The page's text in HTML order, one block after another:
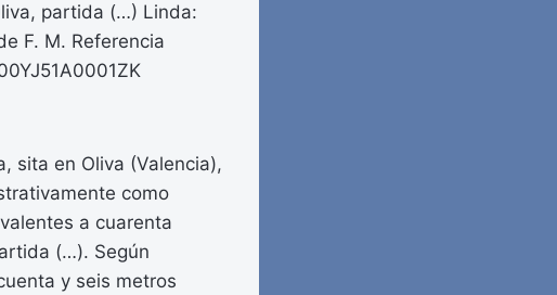
partida (…) Linda:
F. M. Referencia
sita en Oliva (Valencia),
como
a cuarenta
(…). Según
y seis metros